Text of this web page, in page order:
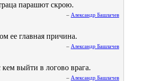
парашют скрою.
– Александр Башлачев
ее главная причина.
– Александр Башлачев
выйти в логово врага.
– Александр Башлачев